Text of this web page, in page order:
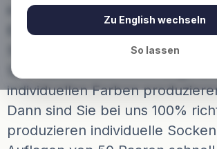
Zu English wechseln
So lassen
individuellen Logos, Slogans
Exzellenter Komfort und
Sie individuelle Baumwollsocken
Sportsocken mit Ihrem Logo
individuellen Farben
Dann sind Sie bei uns 100%
produzieren individuelle